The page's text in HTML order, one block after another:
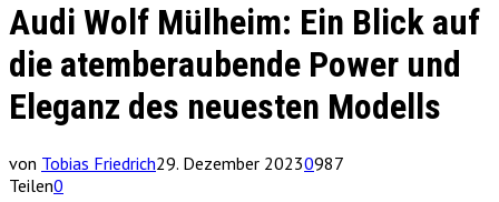
Audi Wolf Mülheim: Ein Blick auf
die atemberaubende Power und
Eleganz des neuesten Modells
von Tobias Friedrich29. Dezember 20230987
Teilen0